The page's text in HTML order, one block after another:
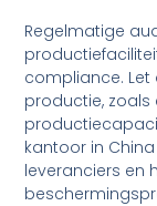
Regelmatige
compliance.
productie,
kantoor in
leveranciers en